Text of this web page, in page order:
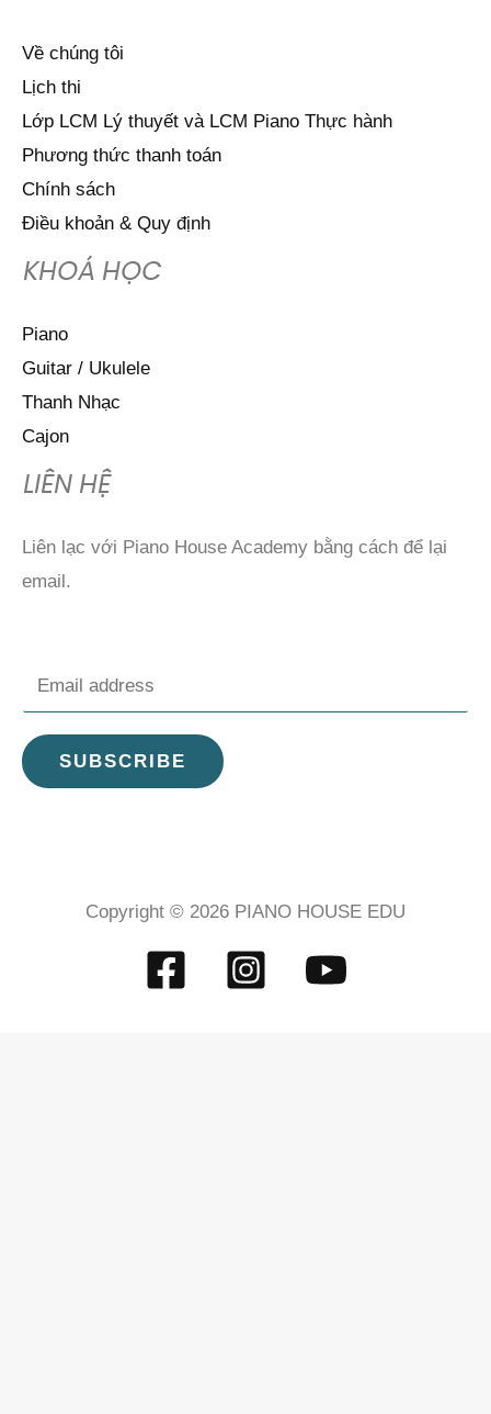
Về chúng tôi
Lịch thi
Lớp LCM Lý thuyết và LCM Piano Thực hành
Phương thức thanh toán
Chính sách
Điều khoản & Quy định
KHOÁ HỌC
Piano
Guitar / Ukulele
Thanh Nhạc
Cajon
LIÊN HỆ
Liên lạc với Piano House Academy bằng cách để lại
email.
m
a
i
SUBSCRIBE
Copyright © 2026 PIANO HOUSE EDU